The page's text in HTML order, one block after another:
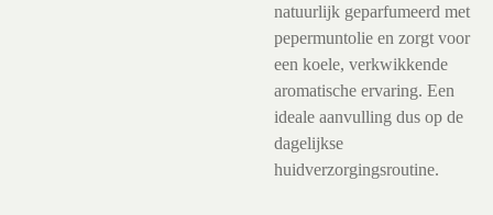
natuurlijk geparfumeerd met
pepermuntolie en zorgt voor
een koele, verkwikkende
aromatische ervaring. Een
ideale aanvulling dus op de
dagelijkse
huidverzorgingsroutine.